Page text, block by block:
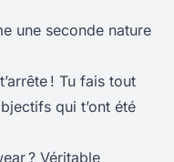
une seconde nature
! Tu fais tout
qui t’ont été
? Véritable